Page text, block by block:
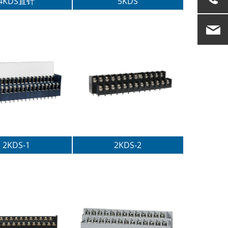
2KDS-1 2KDS-2